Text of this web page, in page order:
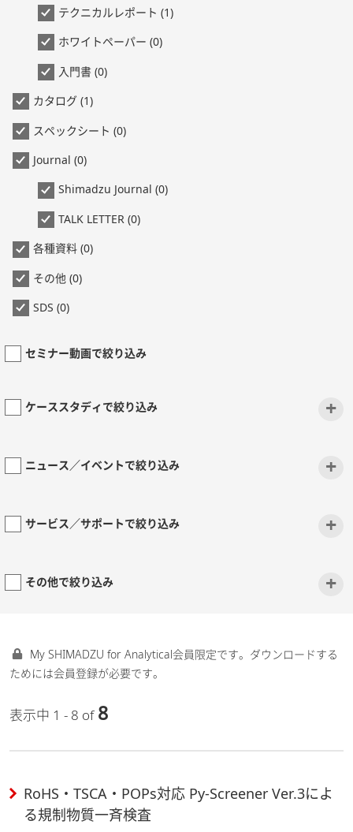
テクニカルレポート (1)
ホワイトペーパー (0)
入門書 (0)
カタログ (1)
スペックシート (0)
Journal (0)
Shimadzu Journal (0)
TALK LETTER (0)
各種資料 (0)
その他 (0)
SDS (0)
セミナー動画で絞り込み
ケーススタディで絞り込み +
ニュース／イベントで絞り込み +
サービス／サポートで絞り込み +
その他で絞り込み +
My SHIMADZU for Analytical会員限定です。ダウンロードする
ためには会員登録が必要です。
表示中 1 - 8 of 8
RoHS・TSCA・POPs対応 Py-Screener Ver.3によ
る規制物質一斉検査